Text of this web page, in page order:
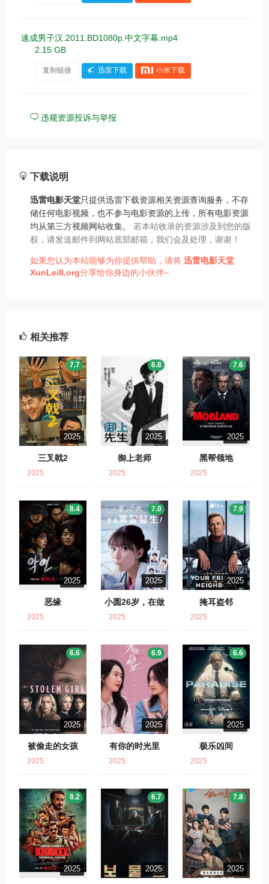
速成男子汉.2011.BD1080p.中文字幕.mp4
2.15 GB
复制链接 迅雷下载 小米下载
违规资源投诉与举报
下载说明
迅雷电影天堂只提供迅雷下载资源相关资源查询服务，不存
储任何电影视频，也不参与电影资源的上传，所有电影资源
均从第三方视频网站收集。 若本站收录的资源涉及到您的版
权，请发送邮件到网站底部邮箱，我们会及处理，谢谢！
如果您认为本站能够为你提供帮助，请将 迅雷电影天堂
XunLei8.org分享给你身边的小伙伴~
相关推荐
2025
三叉戟2
7.7
2025
2025
御上老师
6.8
2025
2025
黑帮领地
7.6
2025
2025
恶缘
8.4
2025
2025
小圆26岁，在做
实习医生！
7.0
2025
2025
掩耳盗邻
7.9
2025
2025
被偷走的女孩
6.6
2025
2025
有你的时光里
6.9
2025
2025
极乐凶间
6.6
2025
2025
8.2
2025
6.7
2025
7.8